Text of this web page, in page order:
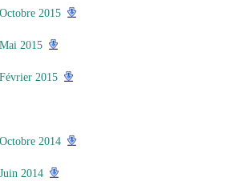
2015
2015
2015
2014
2014